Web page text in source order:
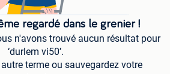
regardé dans le grenier !
n'avons trouvé aucun résultat pour
‘durlem vi50’.
terme ou sauvegardez votre